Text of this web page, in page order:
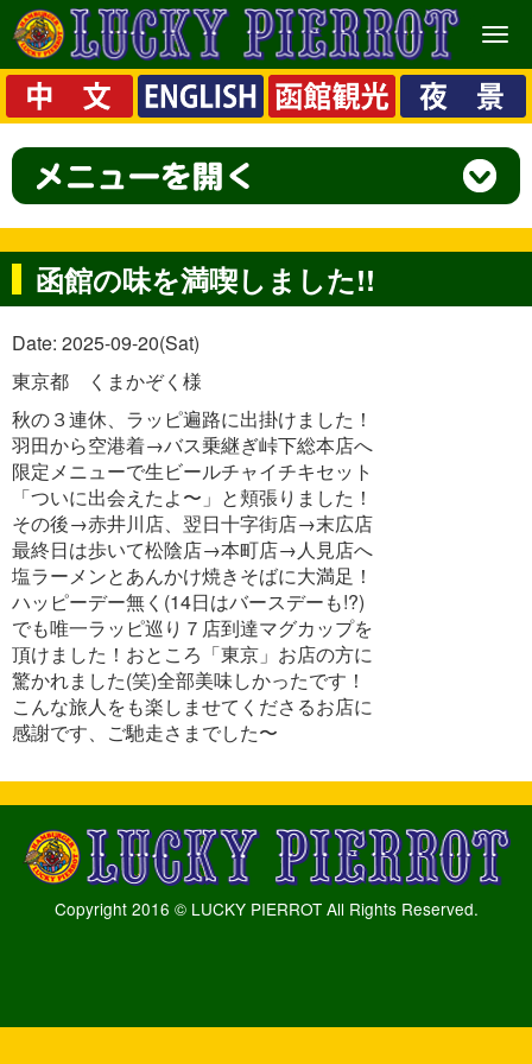
メ
ニ
ュ
ー
函館の味を満喫しました!!
Date: 2025-09-20(Sat)
東京都 くまかぞく様
秋の３連休、ラッピ遍路に出掛けました！
羽田から空港着→バス乗継ぎ峠下総本店へ
限定メニューで生ビールチャイチキセット
「ついに出会えたよ〜」と頬張りました！
その後→赤井川店、翌日十字街店→末広店
最終日は歩いて松陰店→本町店→人見店へ
塩ラーメンとあんかけ焼きそばに大満足！
ハッピーデー無く(14日はバースデーも!?)
でも唯一ラッピ巡り７店到達マグカップを
頂けました！おところ「東京」お店の方に
驚かれました(笑)全部美味しかったです！
こんな旅人をも楽しませてくださるお店に
感謝です、ご馳走さまでした〜
Copyright 2016 © LUCKY PIERROT All Rights Reserved.